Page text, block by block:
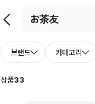
뒤로가기
브랜드 카테고리
상품33